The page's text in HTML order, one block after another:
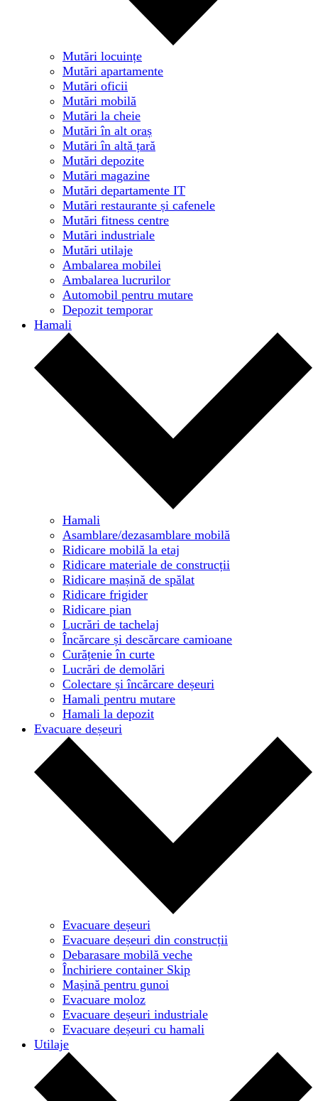
Mutări locuințe
Mutări apartamente
Mutări oficii
Mutări mobilă
Mutări la cheie
Mutări în alt oraș
Mutări în altă țară
Mutări depozite
Mutări magazine
Mutări departamente IT
Mutări restaurante și cafenele
Mutări fitness centre
Mutări industriale
Mutări utilaje
Ambalarea mobilei
Ambalarea lucrurilor
Automobil pentru mutare
Depozit temporar
Hamali
Hamali
Asamblare/dezasamblare mobilă
Ridicare mobilă la etaj
Ridicare materiale de construcții
Ridicare mașină de spălat
Ridicare frigider
Ridicare pian
Lucrări de tachelaj
Încărcare și descărcare camioane
Curățenie în curte
Lucrări de demolări
Colectare și încărcare deșeuri
Hamali pentru mutare
Hamali la depozit
Evacuare deșeuri
Evacuare deșeuri
Evacuare deșeuri din construcții
Debarasare mobilă veche
Închiriere container Skip
Mașină pentru gunoi
Evacuare moloz
Evacuare deșeuri industriale
Evacuare deșeuri cu hamali
Utilaje